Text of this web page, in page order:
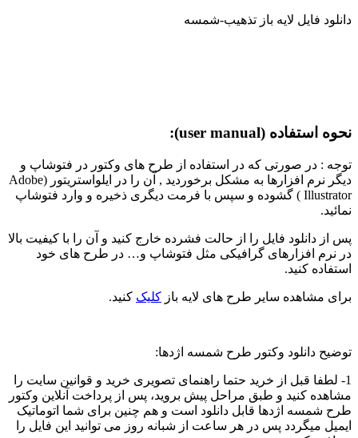
دانلود فایل لایه باز تذهیب-شمسه
نحوه استفاده (user manual):
توجه : در صورتی که در استفاده از طرح های وکتور در فتوشاپ و
دیگر نرم افزارها به مشکل برخوردید , آن را در ایلواستریتور (Adobe
Illustrator ) گشوده و سپس با فرمت دیگری ذخیره و وارد فتوشاپ
نمائید.
پس از دانلود فایل را از حالت فشرده خارج کنید و آن را با کیفیت بالا
در نرم افزارهای گرافیکی مثل فتوشاپ و… در طرح های خود
استفاده کنید.
برای مشاهده سایر طرح های لایه باز کلیک کنید.
توضیح دانلود وکتور طرح شمسه اژدها:
1- لطفا قبل از خرید حتما راهنمای تصویری خرید و قوانین سایت را
مشاهده کنید و طبق مراحل پیش بروید، پس از پرداخت آنلاین وکتور
طرح شمسه اژدها قابل دانلود است و هم چنین برای شما اتوماتیک
ایمیل میگردد پس در هر ساعت از شبانه روز می توانید این فایل را